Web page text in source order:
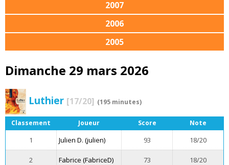
2007
2006
2005
Dimanche 29 mars 2026
Luthier [17/20] (195 minutes)
Classement Joueur Score Note
1 Julien D. (julien) 93 18/20
2 Fabrice (FabriceD) 73 18/20